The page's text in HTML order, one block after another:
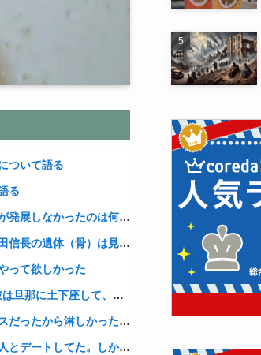
ついて語る
る
３～１５世紀に文明が発展しなかったのは何故か？
なぜ本能寺の変で織田信長の遺体（骨）は見つからなかったのか
って欲しかった
【1/5】バレた。鬼彼は旦那に土下座して、家族には言わないで下さいって…。いつの間にか子供も出来ていたようで私はドン引きでした。→お前の旦那はお前にドン引きだよｗ
旦那とはずーっとレスだったから淋しかった。彼とは魔が差したというか恋に恋してしまって… 結婚してくれ！って言われたけど、それは彼が毎日色々したいだけ。やっと目が覚めた。
数年前まで夫以外の人とデートしてた。しかも相手はみんな夫の仕事関係の人。例えるなら夫はサッカーチームの管理栄養士、デート相手複数人は全員そのサッカーチーム選手みたいな。